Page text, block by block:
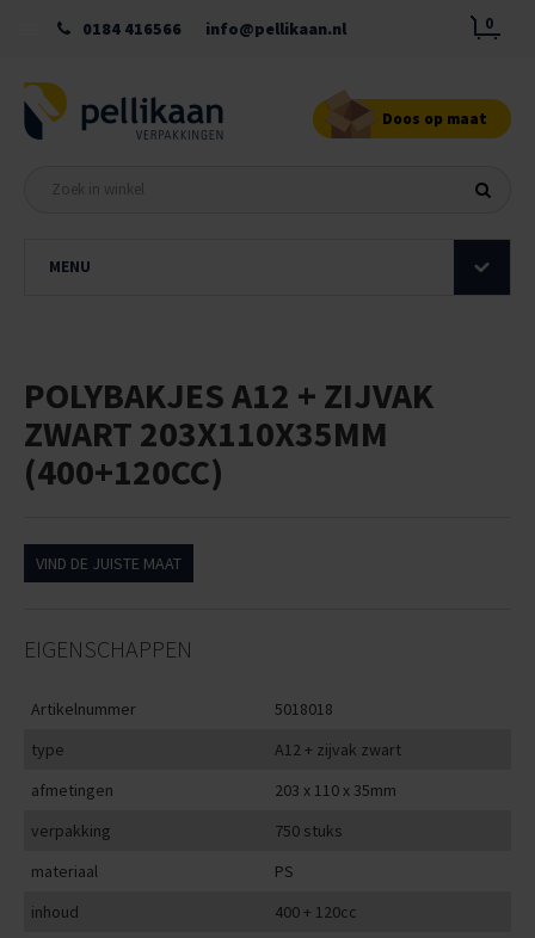
0184 416566 info@pellikaan.nl 0
Doos op maat
MENU
POLYBAKJES A12 + ZIJVAK
ZWART 203X110X35MM
(400+120CC)
VIND DE JUISTE MAAT
EIGENSCHAPPEN
Artikelnummer
5018018
type
A12 + zijvak zwart
afmetingen
203 x 110 x 35mm
verpakking
750 stuks
materiaal
PS
inhoud
400 + 120cc